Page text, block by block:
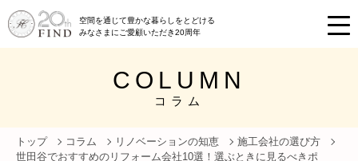
空間を通じて豊かな暮らしをとどける
みなさまにご愛顧いただき20周年
COLUMN
コラム
トップ コラム リノベーションの知恵
施工会社の選び方
世田谷でおすすめのリフォーム会社10選！選ぶときに見るべきポ